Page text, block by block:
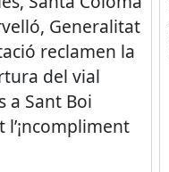
Generalitat
reclamen la
del vial
a Sant Boi
l’¡ncompliment